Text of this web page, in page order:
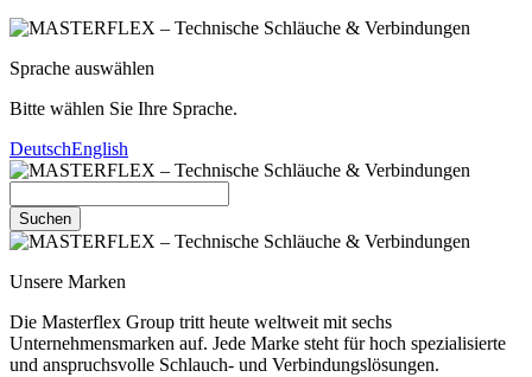
Sprache auswählen
Bitte wählen Sie Ihre Sprache.
DeutschEnglish
Suchen
Unsere Marken
Die Masterflex Group tritt heute weltweit mit sechs
Unternehmensmarken auf. Jede Marke steht für hoch spezialisierte
und anspruchsvolle Schlauch- und Verbindungslösungen.